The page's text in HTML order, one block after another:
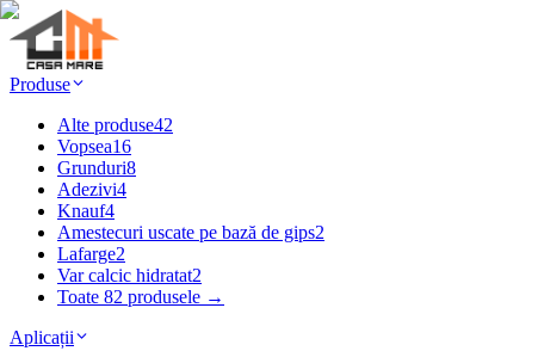
Produse
Alte produse42
Vopsea16
Grunduri8
Adezivi4
Knauf4
Amestecuri uscate pe bază de gips2
Lafarge2
Var calcic hidratat2
Toate 82 produsele →
Aplicații